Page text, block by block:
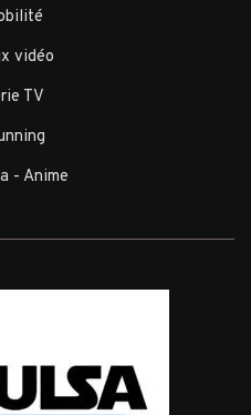
vidéo
TV
- Anime